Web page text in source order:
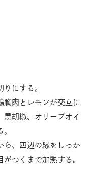
にする。
胸肉とレモンが交互に
黒胡椒、オリーブオイ
ら、四辺の縁をしっか
つくまで加熱する。